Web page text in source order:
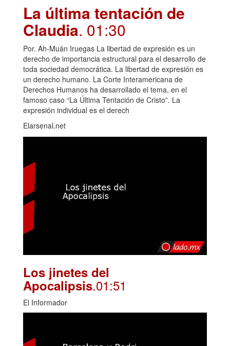
La última tentación de
Claudia. 01:30
Por. Ah-Muán Iruegas La libertad de expresión es un
derecho de importancia estructural para el desarrollo de
toda sociedad democrática. La libertad de expresión es
un derecho humano. La Corte Interamericana de
Derechos Humanos ha desarrollado el tema, en el
famoso caso “La Última Tentación de Cristo”. La
expresión individual es el derech
Elarsenal.net
Los jinetes del
Apocalipsis.01:51
El Informador